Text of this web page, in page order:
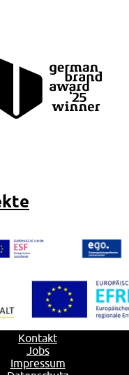
Kontakt
Jobs
Impressum